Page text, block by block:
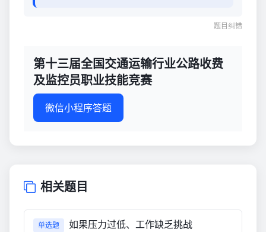
题目纠错
第十三届全国交通运输行业公路收费
及监控员职业技能竞赛
微信小程序答题
相关题目
单选题 如果压力过低、工作缺乏挑战